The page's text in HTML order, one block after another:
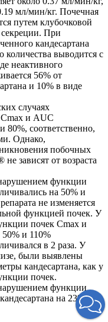
мл/мин/кг. Почечная
путем клубочковой
При
кандесартана
количества выводится с
неактивного
56% от
и 10% в виде
случаях
и AUС
80%, соответственно,
Однако,
побочных
зависят от возраста
функции
на 50% и
не изменяется
функцией почек. У
почек Cmax и
и 110%
в 2 раза. У
были выявлены
кандесартана, как у
почек.
функции
на 23%.